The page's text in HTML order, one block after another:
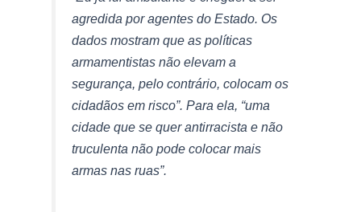
agredida por agentes do Estado. Os
dados mostram que as políticas
armamentistas não elevam a
segurança, pelo contrário, colocam os
cidadãos em risco”. Para ela, “uma
cidade que se quer antirracista e não
truculenta não pode colocar mais
armas nas ruas”.